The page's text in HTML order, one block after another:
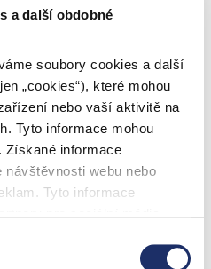
a další obdobné
soubory cookies a další
„cookies“), které mohou
nebo vaší aktivitě na
Tyto informace mohou
Získané informace
webu nebo
Tyto informace
jste jim poskytli nebo které
Haibike ADVENTR 4 -
Skladem
59 880 Kč
–46 %